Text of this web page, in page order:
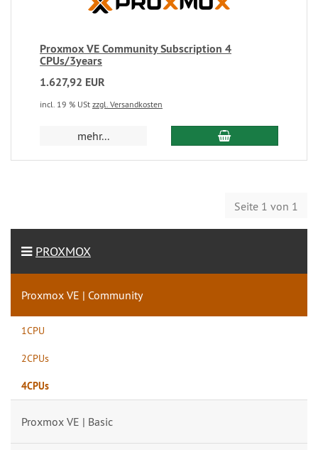
Proxmox VE Community Subscription 4
CPUs/3years
1.627,92 EUR
incl. 19 % USt zzgl. Versandkosten
mehr...
Seite 1 von 1
PROXMOX
Proxmox VE | Community
1CPU
2CPUs
4CPUs
Proxmox VE | Basic